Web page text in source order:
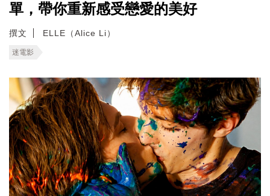
單，帶你重新感受戀愛的美好
撰文 ELLE（Alice Li）
迷電影